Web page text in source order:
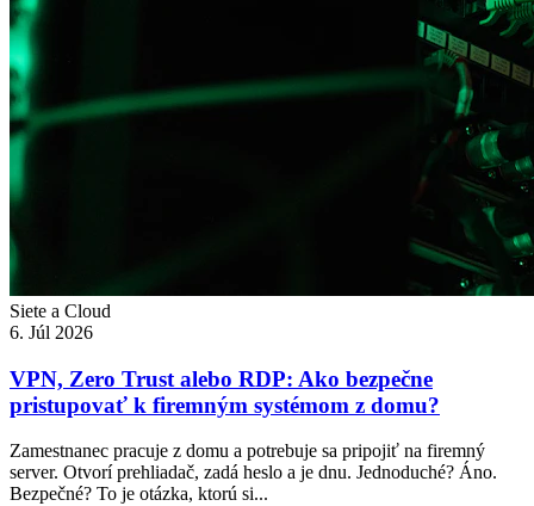
Siete a Cloud
6. Júl 2026
VPN, Zero Trust alebo RDP: Ako bezpečne
pristupovať k firemným systémom z domu?
Zamestnanec pracuje z domu a potrebuje sa pripojiť na firemný
server. Otvorí prehliadač, zadá heslo a je dnu. Jednoduché? Áno.
Bezpečné? To je otázka, ktorú si...